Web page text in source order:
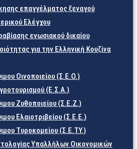
επαγγέλματος ξεναγού
Ελέγχου
ενωσιακού δικαίου
για την Ελληνική Κουζίνα
Οινοποιείου (Σ.Ε.Ο.)
(Ε.Σ.Α.)
Ζυθοποιείου (Σ.Ε.Ζ.)
Ελαιοτριβείου (Σ.Ε.Ε.)
Τυροκομείου (Σ.Ε.TY.)
Υπαλλήλων Οικονομικών